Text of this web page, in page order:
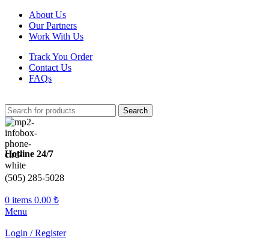
About Us
Our Partners
Work With Us
Track You Order
Contact Us
FAQs
Search
Hotline 24/7
(505) 285-5028
0 items 0.00 ₺
Menu
Login / Register